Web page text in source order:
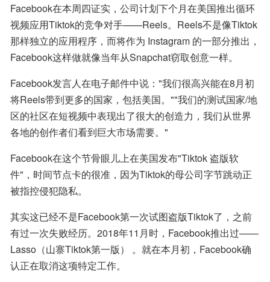
Facebook在本周四证实，公司计划下个月在美国推出循环
视频应用Tiktok的竞争对手——Reels。Reels不是像Tiktok
那样独立的应用程序，而将作为 Instagram 的一部分推出，
Facebook这样做就像当年从Snapchat窃取创意一样。
Facebook发言人在电子邮件中说："我们很高兴能在8月初
将Reels带到更多的国家，包括美国。""我们的测试国家/地
区的社区在短视频中表现出了很大的创造力，我们从世界
各地的创作者们看到巨大市场需要。"
Facebook在这个节骨眼儿上在美国发布"Tiktok 盗版软
件"，时间节点卡的很准，因为Tiktok的母公司字节跳动正
被指控侵犯隐私。
其实这已经不是Facebook第一次试图盗版Tiktok了，之前
有过一次失败经历。2018年11月时，Facebook推出过——
Lasso（山寨Tiktok第一版） 。就在本月初，Facebook确
认正在取消这项特定工作。